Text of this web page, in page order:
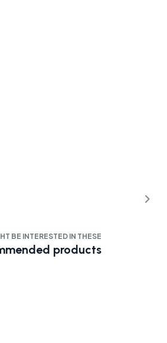
BE INTERESTED IN THESE
products